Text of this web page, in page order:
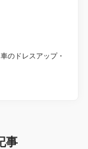
のドレスアップ・
事